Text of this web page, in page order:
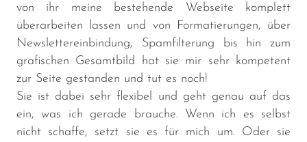
von ihr meine bestehende Webseite komplett
überarbeiten lassen und von Formatierungen, über
Newslettereinbindung, Spamfilterung bis hin zum
grafischen Gesamtbild hat sie mir sehr kompetent
zur Seite gestanden und tut es noch!
Sie ist dabei sehr flexibel und geht genau auf das
ein, was ich gerade brauche. Wenn ich es selbst
nicht schaffe, setzt sie es für mich um. Oder sie